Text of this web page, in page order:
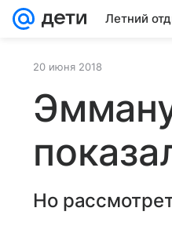
Летний
20 июня 2018
Но